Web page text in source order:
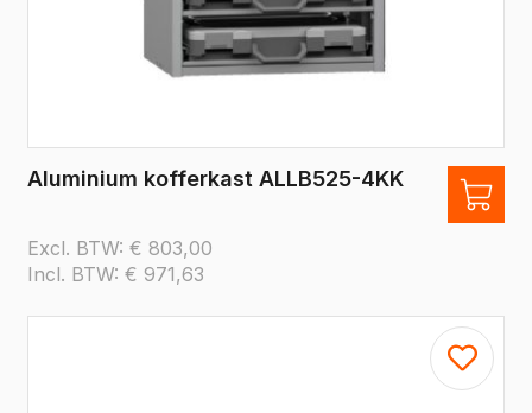
Aluminium kofferkast ALLB525-4KK
Excl. BTW: € 803,00
Incl. BTW: € 971,63